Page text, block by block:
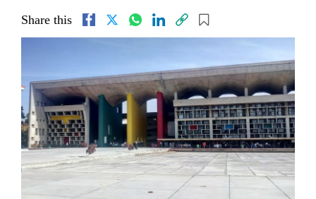
Share this